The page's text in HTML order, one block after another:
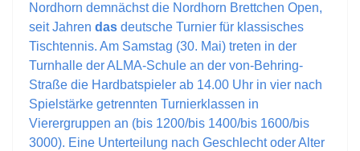
Nordhorn demnächst die Nordhorn Brettchen Open,
seit Jahren das deutsche Turnier für klassisches
Tischtennis. Am Samstag (30. Mai) treten in der
Turnhalle der ALMA-Schule an der von-Behring-
Straße die Hardbatspieler ab 14.00 Uhr in vier nach
Spielstärke getrennten Turnierklassen in
Vierergruppen an (bis 1200/bis 1400/bis 1600/bis
3000). Eine Unterteilung nach Geschlecht oder Alter